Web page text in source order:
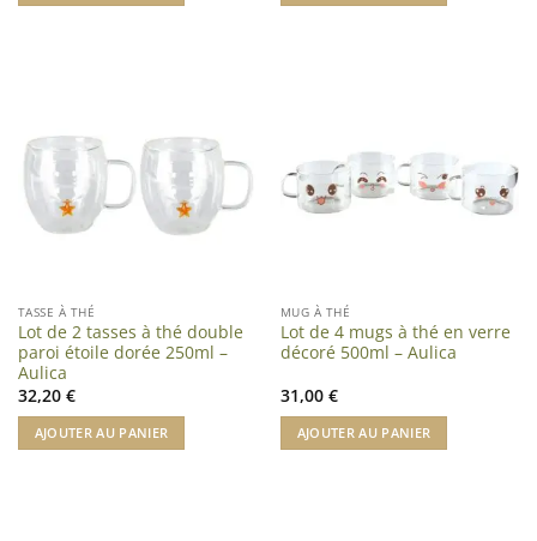
TASSE À THÉ
Lot de 2 tasses à thé double
paroi étoile dorée 250ml –
Aulica
32,20 €
AJOUTER AU PANIER
MUG À THÉ
Lot de 4 mugs à thé en verre
décoré 500ml – Aulica
31,00 €
AJOUTER AU PANIER